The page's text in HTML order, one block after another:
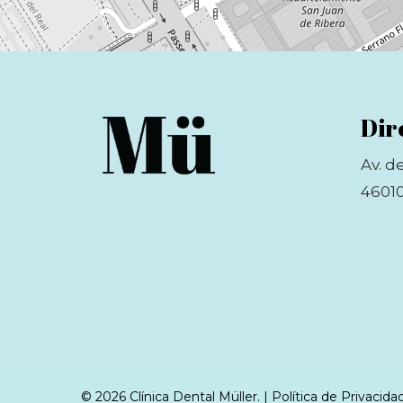
Av.
© 2026 Clínica Dental Müller. | Política de